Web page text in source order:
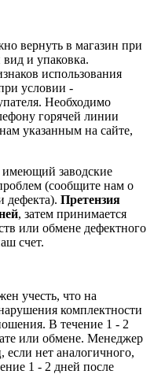
вернуть в магазин при
и упаковка.
использования
условии -
Необходимо
горячей линии
указанным на сайте,
имеющий заводские
(сообщите нам о
дефекта). Претензия
, затем принимается
или обмене дефектного
счет.
учесть, что на
комплектности
В течение 1 - 2
или обмене. Менеджер
если нет аналогичного,
1 - 2 дней после